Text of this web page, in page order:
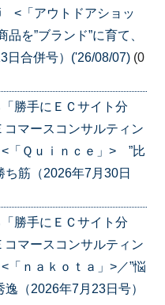
<「アウトドアショッ
を”ブランド”に育て、
日合併号）('26/08/07) (0
勝手にＥＣサイト分
マースコンサルティン
Ｑｕｉｎｃｅ」> ”比
ち筋（2026年7月30日
勝手にＥＣサイト分
マースコンサルティン
ｎａｋｏｔａ」>／”悩
（2026年7月23日号）